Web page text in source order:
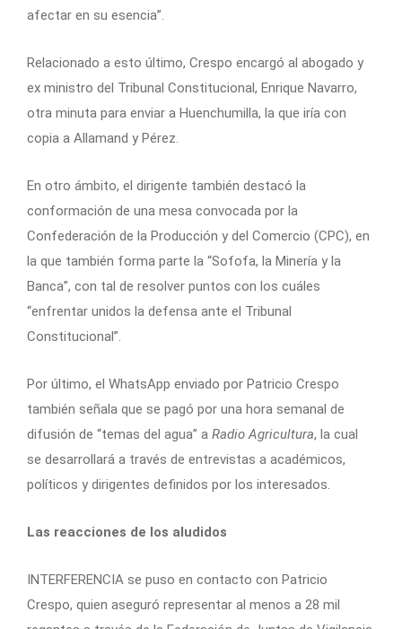
afectar en su esencia”.
Relacionado a esto último, Crespo encargó al abogado y
ex ministro del Tribunal Constitucional, Enrique Navarro,
otra minuta para enviar a Huenchumilla, la que iría con
copia a Allamand y Pérez.
En otro ámbito, el dirigente también destacó la
conformación de una mesa convocada por la
Confederación de la Producción y del Comercio (CPC), en
la que también forma parte la “Sofofa, la Minería y la
Banca”, con tal de resolver puntos con los cuáles
“enfrentar unidos la defensa ante el Tribunal
Constitucional”.
Por último, el WhatsApp enviado por Patricio Crespo
también señala que se pagó por una hora semanal de
difusión de “temas del agua” a Radio Agricultura, la cual
se desarrollará a través de entrevistas a académicos,
políticos y dirigentes definidos por los interesados.
Las reacciones de los aludidos
INTERFERENCIA se puso en contacto con Patricio
Crespo, quien aseguró representar al menos a 28 mil